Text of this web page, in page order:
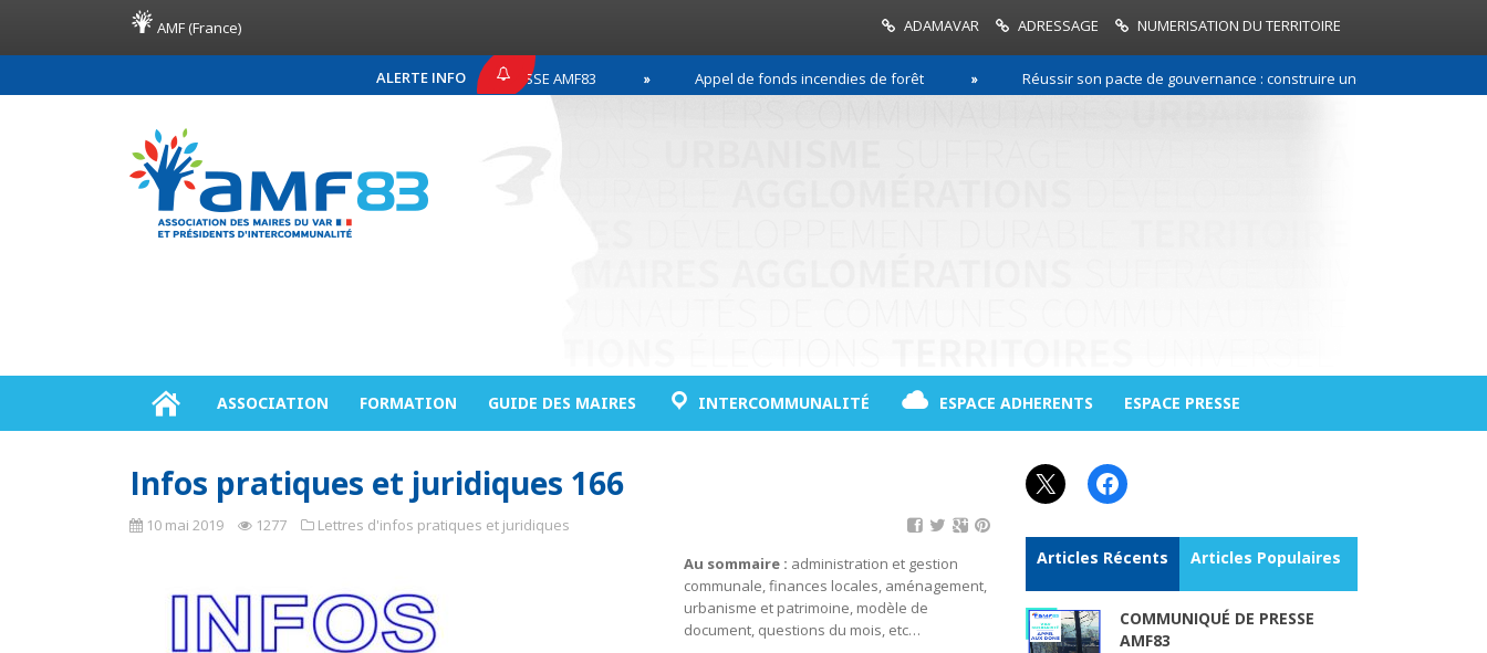
AMF (France) ADAMAVAR ADRESSAGE NUMERISATION DU TERRITOIRE
ALERTE INFO
COMMUNIQUÉ DE PRESSE AMF83 Appel de fonds incendies de forêt Réussir son pacte de gouvernance : construire une relation de
ASSOCIATION FORMATION GUIDE DES MAIRES INTERCOMMUNALITÉ ESPACE ADHERENTS ESPACE PRESSE
Infos pratiques et juridiques 166
10 mai 2019 1277
Lettres d'infos pratiques et juridiques
Au sommaire : administration et gestion
communale, finances locales, aménagement,
urbanisme et patrimoine, modèle de
document, questions du mois, etc…
X Facebook
Articles Récents Articles Populaires
COMMUNIQUÉ DE PRESSE
AMF83